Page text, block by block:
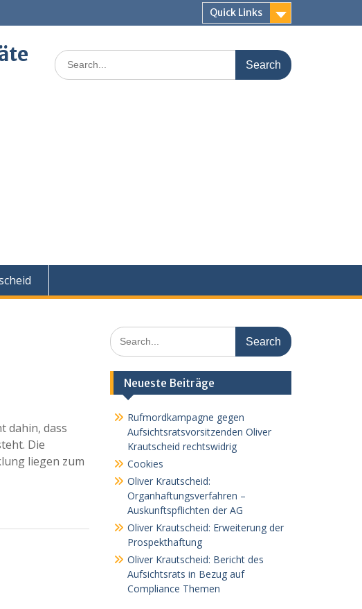
Quick Links
Search
for:
dahin, dass
Die
liegen zum
Search
for:
Neueste Beiträge
Rufmordkampagne gegen
Aufsichtsratsvorsitzenden Oliver
Krautscheid rechtswidrig
Cookies
Oliver Krautscheid:
Organhaftungsverfahren –
Auskunftspflichten der AG
Oliver Krautscheid: Erweiterung der
Prospekthaftung
Oliver Krautscheid: Bericht des
Aufsichtsrats in Bezug auf
Compliance Themen